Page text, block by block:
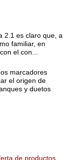
2.1 es claro que, a
familiar, en
el con...
marcadores
el origen de
y duetos
de productos,